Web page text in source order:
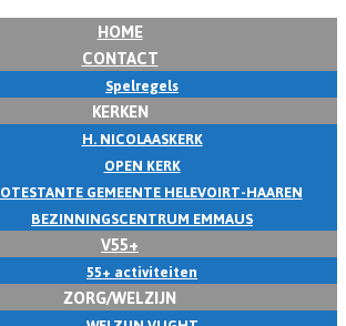
HOME
CONTACT
Spelregels
KERKEN
H. NICOLAASKERK
OPEN KERK
GEMEENTE HELEVOIRT-HAAREN
BEZINNINGSCENTRUM EMMAUS
V55+
55+ activiteiten
ZORG/WELZIJN